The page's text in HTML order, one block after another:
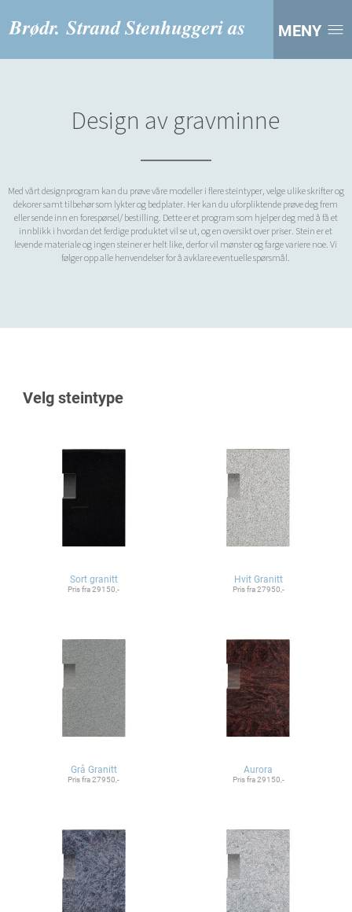
MENY
Design av gravminne
Med vårt designprogram kan du prøve våre modeller i flere steintyper, velge ulike skrifter og
dekorer samt tilbehør som lykter og bedplater. Her kan du uforpliktende prøve deg frem
eller sende inn en forespørsel/ bestilling. Dette er et program som hjelper deg med å få et
innblikk i hvordan det ferdige produktet vil se ut, og en oversikt over priser. Stein er et
levende materiale og ingen steiner er helt like, derfor vil mønster og farge variere noe. Vi
følger opp alle henvendelser for å avklare eventuelle spørsmål.
Velg steintype
Sort granitt
Pris fra 29150,-
Hvit Granitt
Pris fra 27950,-
Grå Granitt
Pris fra 27950,-
Aurora
Pris fra 29150,-